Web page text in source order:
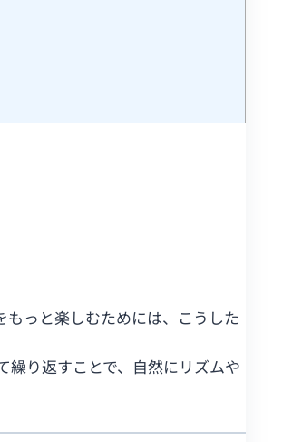
っと楽しむためには、こうした
繰り返すことで、自然にリズムや